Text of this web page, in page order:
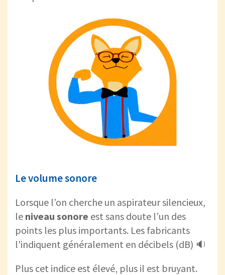
Le volume sonore
Lorsque l’on cherche un aspirateur silencieux,
le niveau sonore est sans doute l’un des
points les plus importants. Les fabricants
l'indiquent généralement en décibels (dB) 🔉
Plus cet indice est élevé, plus il est bruyant.